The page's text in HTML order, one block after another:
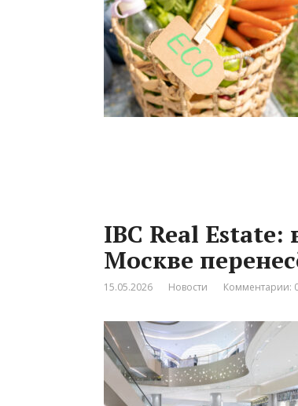
IBC Real
Москве
15.05.2026 Новости Комментарии: